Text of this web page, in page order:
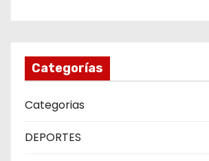
Categorías
Categorias
DEPORTES